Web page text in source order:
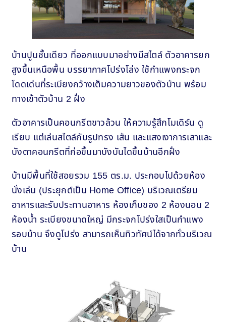
บ้านปูนชั้นเดียว ที่ออกแบบมาอย่างมีสไตล์ ตัวอาคารยก
สูงขึ้นเหนือพื้น บรรยากาศโปร่งโล่ง ใช้กำแพงกระจก
โดดเด่นที่ระเบียงกว้างเต็มความยาวของตัวบ้าน พร้อม
ทางเข้าตัวบ้าน 2 ฝั่ง
ตัวอาคารเป็นคอนกรีตขาวล้วน ให้ความรู้สึกโมเดิร์น ดู
เรียบ แต่เล่นสไตล์กับรูปทรง เส้น และแสงเงาการเสาและ
บังตาคอนกรีตที่ก่อขึ้นมาบังบันไดขึ้นบ้านอีกฝั่ง
บ้านมีพื้นที่ใช้สอยรวม 155 ตร.ม. ประกอบไปด้วยห้อง
นั่งเล่น (ประยุกต์เป็น Home Office) บริเวณเตรียม
อาหารและรับประทานอาหาร ห้องเก็บของ 2 ห้องนอน 2
ห้องน้ำ ระเบียงขนาดใหญ่ มีกระจกโปร่งใสเป็นกำแพง
รอบบ้าน จึงดูโปร่ง สามารถเห็นทิวทัศน์ได้จากทั่วบริเวณ
บ้าน